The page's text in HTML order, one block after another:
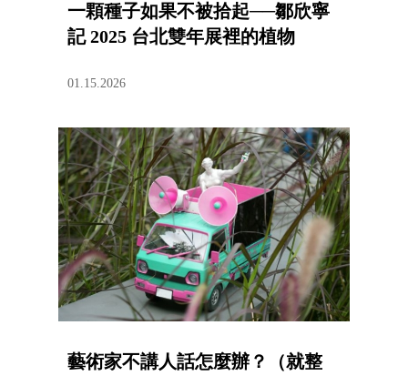
一顆種子如果不被拾起──鄒欣寧
記 2025 台北雙年展裡的植物
01.15.2026
藝術家不講人話怎麼辦？（就整